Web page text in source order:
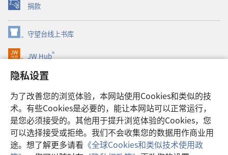
隐私设置
为了改善您的浏览体验，本网站使用Cookies和类似的技
术。有些Cookies是必要的，能让本网站可以正常运行，
是您必须接受的。其他用于提升浏览体验的Cookies，您
可以选择接受或拒绝。我们不会收集您的数据用作商业用
途。想了解更多请看 《全球Cookies和类似技术使用政
捐款
（打
开
新
窗
口）
守望台线上书库
（打
开
新
口）
JW Hub®
（打
开
新
口）
JW Library®
Watchtower Library
Copyright© 2026 Watch Tower Bible and Tract Society of Pennsylvania.